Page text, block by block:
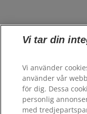
Vi tar din
Vi använder
använder vår
för dig. Dessa
personlig
med